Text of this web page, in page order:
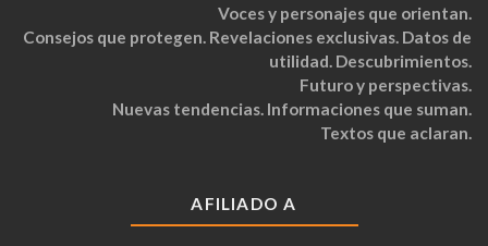
Voces y personajes que orientan.
Consejos que protegen. Revelaciones exclusivas. Datos de
utilidad. Descubrimientos.
Futuro y perspectivas.
Nuevas tendencias. Informaciones que suman.
Textos que aclaran.
AFILIADO A